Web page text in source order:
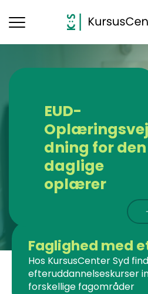
Toggle
Faglighed med
Hos KursusCenter Syd
efteruddannelseskurser
forskellige fagområder
EUD-
dning for den
daglige
oplærer